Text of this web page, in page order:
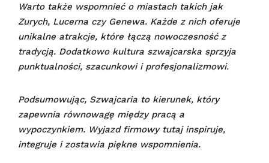
Warto także wspomnieć o miastach takich jak
Zurych, Lucerna czy Genewa. Każde z nich oferuje
unikalne atrakcje, które łączą nowoczesność z
tradycją. Dodatkowo kultura szwajcarska sprzyja
punktualności, szacunkowi i profesjonalizmowi.
Podsumowując, Szwajcaria to kierunek, który
zapewnia równowagę między pracą a
wypoczynkiem. Wyjazd firmowy tutaj inspiruje,
integruje i zostawia piękne wspomnienia.